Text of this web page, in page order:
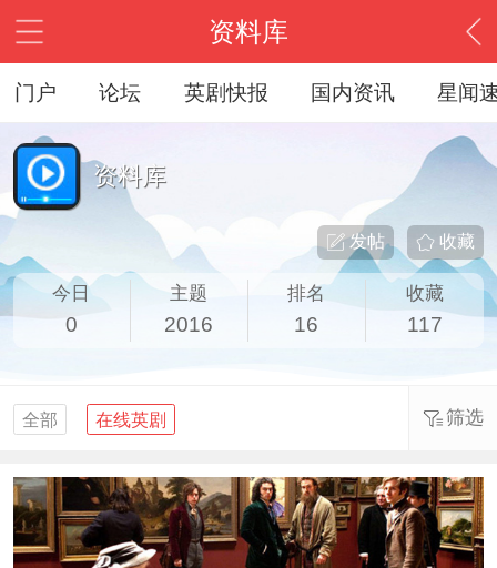
资料库
门户 论坛 英剧快报 国内资讯 星闻
资料库
收藏
发帖
今日
0
主题
2016
排名
16
收藏
117
全部 在线英剧 筛选